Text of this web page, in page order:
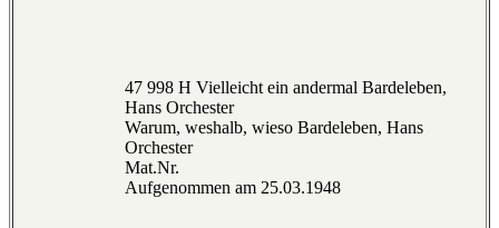
47 998 H Vielleicht ein andermal Bardeleben,
Hans Orchester
Warum, weshalb, wieso Bardeleben, Hans
Orchester
Mat.Nr.
Aufgenommen am 25.03.1948